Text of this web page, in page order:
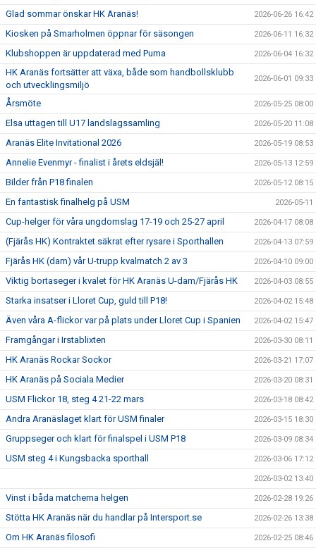
Glad sommar önskar HK Aranäs! 2026-06-26 16:42
Kiosken på Smarholmen öppnar för säsongen 2026-06-11 16:32
Klubshoppen är uppdaterad med Puma 2026-06-04 16:32
HK Aranäs fortsätter att växa, både som handbollsklubb
och utvecklingsmiljö
2026-06-01 09:33
Årsmöte 2026-05-25 08:00
Elsa uttagen till U17 landslagssamling 2026-05-20 11:08
Aranäs Elite Invitational 2026 2026-05-19 08:53
Annelie Evenmyr - finalist i årets eldsjäl! 2026-05-13 12:59
Bilder från P18 finalen 2026-05-12 08:15
En fantastisk finalhelg på USM 2026-05-11
Cup-helger för våra ungdomslag 17-19 och 25-27 april 2026-04-17 08:08
(Fjärås HK) Kontraktet säkrat efter rysare i Sporthallen 2026-04-13 07:59
Fjärås HK (dam) vår U-trupp kvalmatch 2 av 3 2026-04-10 09:00
Viktig bortaseger i kvalet för HK Aranäs U-dam/Fjärås HK 2026-04-03 08:55
Starka insatser i Lloret Cup, guld till P18! 2026-04-02 15:48
Även våra A-flickor var på plats under Lloret Cup i Spanien 2026-04-02 15:47
Framgångar i Irstablixten 2026-03-30 08:11
HK Aranäs Rockar Sockor 2026-03-21 17:07
HK Aranäs på Sociala Medier 2026-03-20 08:31
USM Flickor 18, steg 4 21-22 mars 2026-03-18 08:42
Andra Aranäslaget klart för USM finaler 2026-03-15 18:30
Gruppseger och klart för finalspel i USM P18 2026-03-09 08:34
USM steg 4 i Kungsbacka sporthall 2026-03-06 17:12
2026-03-02 13:40
Vinst i båda matcherna helgen 2026-02-28 19:26
Stötta HK Aranäs när du handlar på Intersport.se 2026-02-26 13:38
Om HK Aranäs filosofi 2026-02-25 08:46